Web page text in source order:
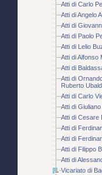
Atti di Carlo
Atti di Angelo
Atti di
Atti di Paolo
Atti di Lelio
Atti di Alfonso
Atti di
Atti di
Ruberto
Atti di Carlo
Atti di
Atti di Cesare
Atti di
Atti di
Atti di Filippo
Atti di
Vicariato di